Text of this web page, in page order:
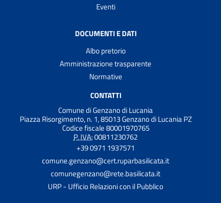
Eventi
DOCUMENTI E DATI
Albo pretorio
Amministrazione trasparente
Normative
CONTATTI
Comune di Genzano di Lucania
Piazza Risorgimento, n. 1, 85013 Genzano di Lucania PZ
Codice fiscale 80001970765
P. IVA:00811230762
+39 0971 1937571
comune.genzano@cert.ruparbasilicata.it
comunegenzano@rete.basilicata.it
URP - Ufficio Relazioni con il Pubblico